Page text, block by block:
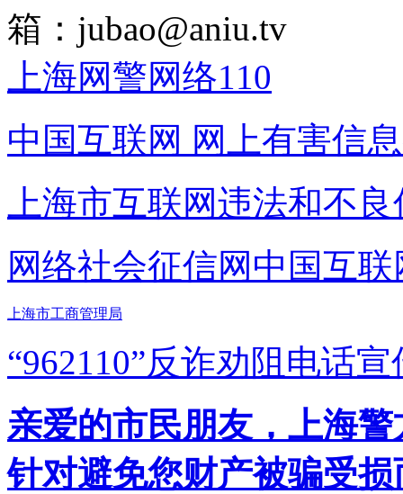
箱： jubao@aniu.tv
上海网警网络110
中国互联网 网上有害信
上海市互联网违法和不
网络社会征信网 中国互
上海市工商管理局
“962110”反诈劝阻电话宣
亲爱的市民朋友，上海
针对避免您财产被骗受